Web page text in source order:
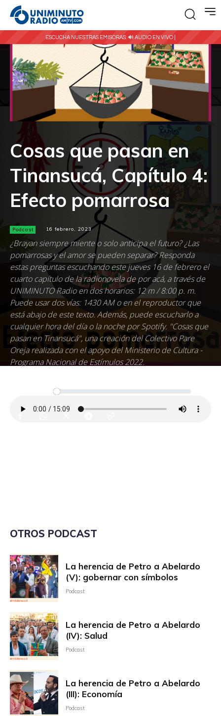
ESCUCHA NUESTRAS EMISORAS: 🔊 AUDIO EN VIVO |
Cosas que pasan en
Tinansucá, Capítulo 4:
Efecto pomarrosa
Podcast 16 febrero, 2023
¿Brayan siempre miente o solo anticipa el futuro? ¿Las
pomarrosas y el amor se pueden separar? Responda
estas preguntas escuchando este jueves 16 de febrero el
cuarto capítulo de la radionovela de por acá, a través de
UNIMINUTO Radio en dos horarios: 12 m / 8:00 p. m.
Puede usar dos vías: 1430 AM o en el reproductor que
está abajo de este texto. Además, puede escucharlo a
cualquier hora del día o la noche por Spotify. "Cosas que
pasan en Tinansucá", una creación del Colectivo Pare
Oreja realizada con el apoyo del Ministerio de Cultura -
Programa Nacional de Estímulos 2022.
audio
OTROS PODCAST
La herencia de Petro a Abelardo
(V): gobernar con símbolos
Podcast
La herencia de Petro a Abelardo
(IV): Salud
Podcast
La herencia de Petro a Abelardo
(III): Economía
Podcast